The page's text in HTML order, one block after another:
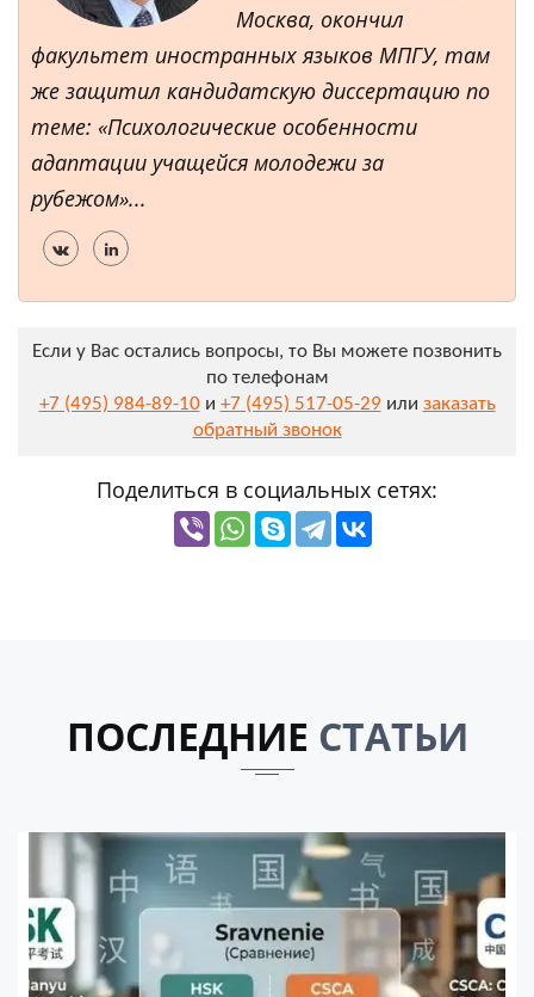
Москва, окончил
факультет иностранных языков МПГУ, там
же защитил кандидатскую диссертацию по
теме: «Психологические особенности
адаптации учащейся молодежи за
рубежом»...
Если у Вас остались вопросы, то Вы можете позвонить
по телефонам
+7 (495) 984-89-10и +7 (495) 517-05-29 или заказать
обратный звонок
Поделиться в социальных сетях:
ПОСЛЕДНИЕ СТАТЬИ